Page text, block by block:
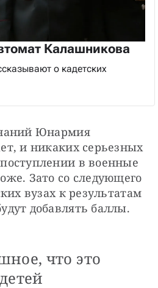
Калашникова
о кадетских
Юнармия
и никаких серьезных
в военные
Зато со следующего
вузах к результатам
добавлять баллы.
что это